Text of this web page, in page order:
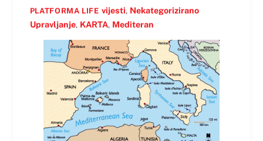
PLATFORMA LIFE vijesti, Nekategorizirano
Upravljanje, KARTA, Mediteran